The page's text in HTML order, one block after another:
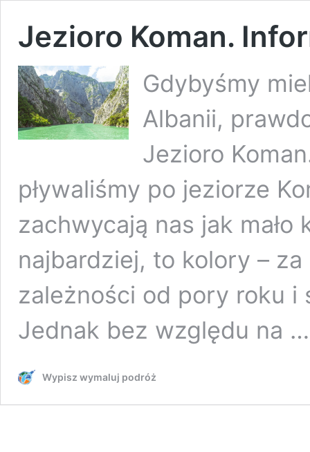
Jezioro Koman.
Gdybyśmy
Albanii,
Jezioro
pływaliśmy po jeziorze
zachwycają nas jak
najbardziej, to kolory –
zależności od pory roku i
Jednak bez względu na
Wypisz wymaluj podróż